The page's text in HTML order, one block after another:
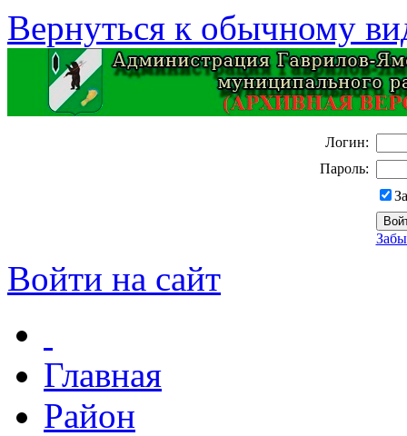
Вернуться к обычному
Логин:
Пароль:
Войти на сайт
Главная
Район